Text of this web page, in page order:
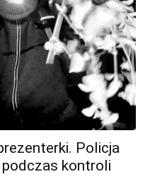
Policja
kontroli